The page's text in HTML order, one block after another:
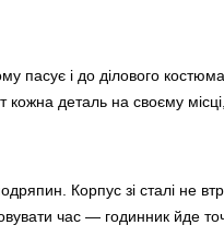
і до ділового
деталь на своєму
Корпус зі сталі не
час — годинник йде